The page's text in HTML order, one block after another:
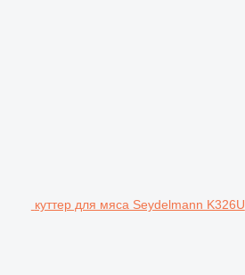
куттер для мяса Seydelmann K326U